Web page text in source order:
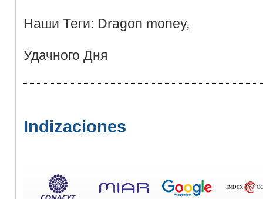
Наши Теги: Dragon money,
Удачного Дня
Indizaciones